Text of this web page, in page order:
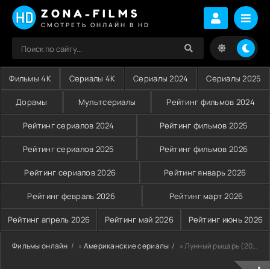
ZONA-FILMS
СМОТРЕТЬ ОНЛАЙН В HD
Фильмы 4K Сериалы 4K Сериалы 2024 Сериалы 2025
Дорамы Мультсериалы Рейтинг фильмов 2024
Рейтинг сериалов 2024 Рейтинг фильмов 2025
Рейтинг сериалов 2025 Рейтинг фильмов 2026
Рейтинг сериалов 2026 Рейтинг январь 2026
Рейтинг февраль 2026 Рейтинг март 2026
Рейтинг апрель 2026 Рейтинг май 2026 Рейтинг июнь 2026
Фильмы онлайн » Американские сериалы » Лунный рыцарь (2022)